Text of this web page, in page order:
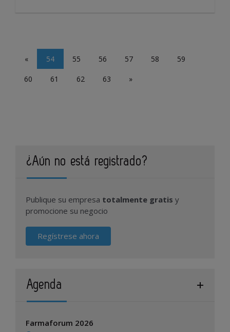
« 54 55 56 57 58 59
60 61 62 63 »
¿Aún no está registrado?
Publique su empresa totalmente gratis y
promocione su negocio
Regístrese ahora
Agenda
Farmaforum 2026